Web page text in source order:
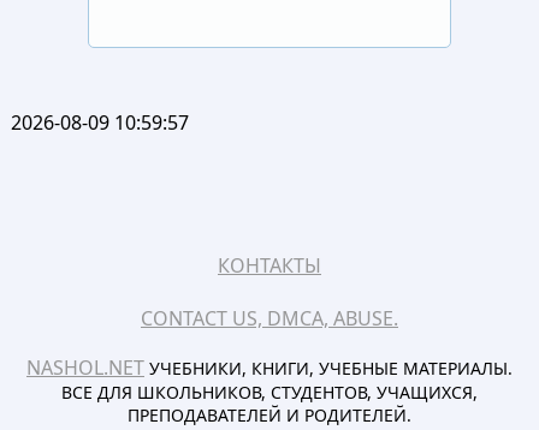
2026-08-09 10:59:57
КОНТАКТЫ
CONTACT US, DMCA, ABUSE.
NASHOL.NETУЧЕБНИКИ, КНИГИ, УЧЕБНЫЕ МАТЕРИАЛЫ.
ВСЕ ДЛЯ ШКОЛЬНИКОВ, СТУДЕНТОВ, УЧАЩИХСЯ,
ПРЕПОДАВАТЕЛЕЙ И РОДИТЕЛЕЙ.